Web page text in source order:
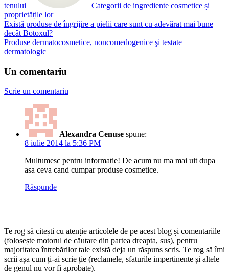
tenului
Categorii de ingrediente cosmetice și
proprietățile lor
Există produse de îngrijire a pielii care sunt cu adevărat mai bune
decât Botoxul?
Produse dermatocosmetice, noncomedogenice şi testate
dermatologic
Un comentariu
Scrie un comentariu
Alexandra Cenuse spune:
8 iulie 2014 la 5:36 PM
Multumesc pentru informatie! De acum nu ma mai uit dupa
asa ceva cand cumpar produse cosmetice.
Răspunde
Te rog să citești cu atenție articolele de pe acest blog și comentariile
(folosește motorul de căutare din partea dreapta, sus), pentru
majoritatea întrebărilor tale există deja un răspuns scris. Te rog să îmi
scrii așa cum ți-ai scrie ție (reclamele, sfaturile impertinente și altele
de genul nu vor fi aprobate).